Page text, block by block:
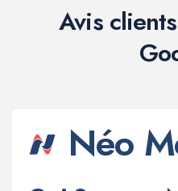
Avis
Néo